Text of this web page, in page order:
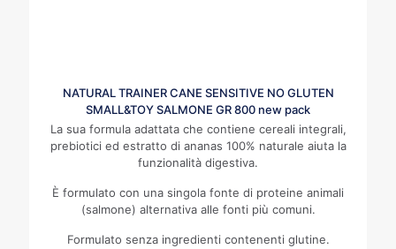
NATURAL TRAINER CANE SENSITIVE NO GLUTEN
SMALL&TOY SALMONE GR 800 new pack
La sua formula adattata che contiene cereali integrali,
prebiotici ed estratto di ananas 100% naturale aiuta la
funzionalità digestiva.
È formulato con una singola fonte di proteine animali
(salmone) alternativa alle fonti più comuni.
Formulato senza ingredienti contenenti glutine.